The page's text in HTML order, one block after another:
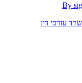
By
עורכי דין